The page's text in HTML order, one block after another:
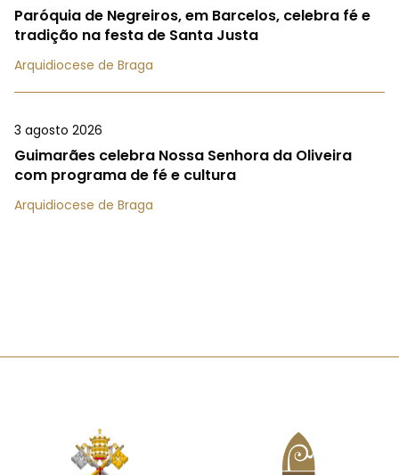
Paróquia de Negreiros, em Barcelos, celebra fé e
tradição na festa de Santa Justa
Arquidiocese de Braga
3 agosto 2026
Guimarães celebra Nossa Senhora da Oliveira
com programa de fé e cultura
Arquidiocese de Braga